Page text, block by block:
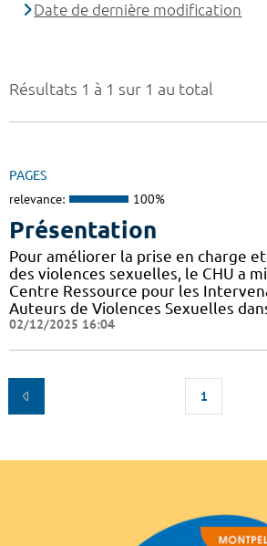
Résultats 1 à 1 sur 1 au total
PAGES
relevance: 100%
Présentation
Pour améliorer la prise en charge
des violences sexuelles, le CHU a
Centre Ressource pour les
Auteurs de Violences Sexuelles
02/12/2025 16:04
1
Date de dernière modification